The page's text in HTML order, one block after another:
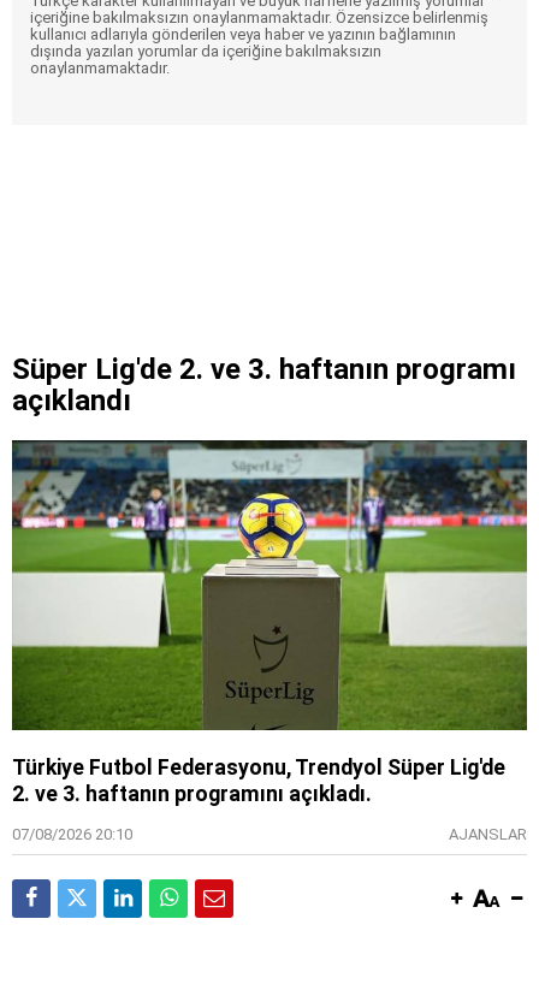
içeriğine bakılmaksızın onaylanmamaktadır. Özensizce belirlenmiş
kullanıcı adlarıyla gönderilen veya haber ve yazının bağlamının
dışında yazılan yorumlar da içeriğine bakılmaksızın
onaylanmamaktadır.
Süper Lig'de 2. ve 3. haftanın programı
açıklandı
Türkiye Futbol Federasyonu, Trendyol Süper Lig'de
2. ve 3. haftanın programını açıkladı.
07/08/2026 20:10 AJANSLAR